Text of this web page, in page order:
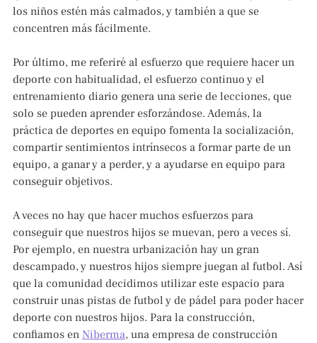
los niños estén más calmados, y también a que se
concentren más fácilmente.
Por último, me referiré al esfuerzo que requiere hacer un
deporte con habitualidad, el esfuerzo continuo y el
entrenamiento diario genera una serie de lecciones, que
solo se pueden aprender esforzándose. Además, la
práctica de deportes en equipo fomenta la socialización,
compartir sentimientos intrínsecos a formar parte de un
equipo, a ganar y a perder, y a ayudarse en equipo para
conseguir objetivos.
A veces no hay que hacer muchos esfuerzos para
conseguir que nuestros hijos se muevan, pero a veces sí.
Por ejemplo, en nuestra urbanización hay un gran
descampado, y nuestros hijos siempre juegan al futbol. Así
que la comunidad decidimos utilizar este espacio para
construir unas pistas de futbol y de pádel para poder hacer
deporte con nuestros hijos. Para la construcción,
confiamos en Niberma, una empresa de construcción